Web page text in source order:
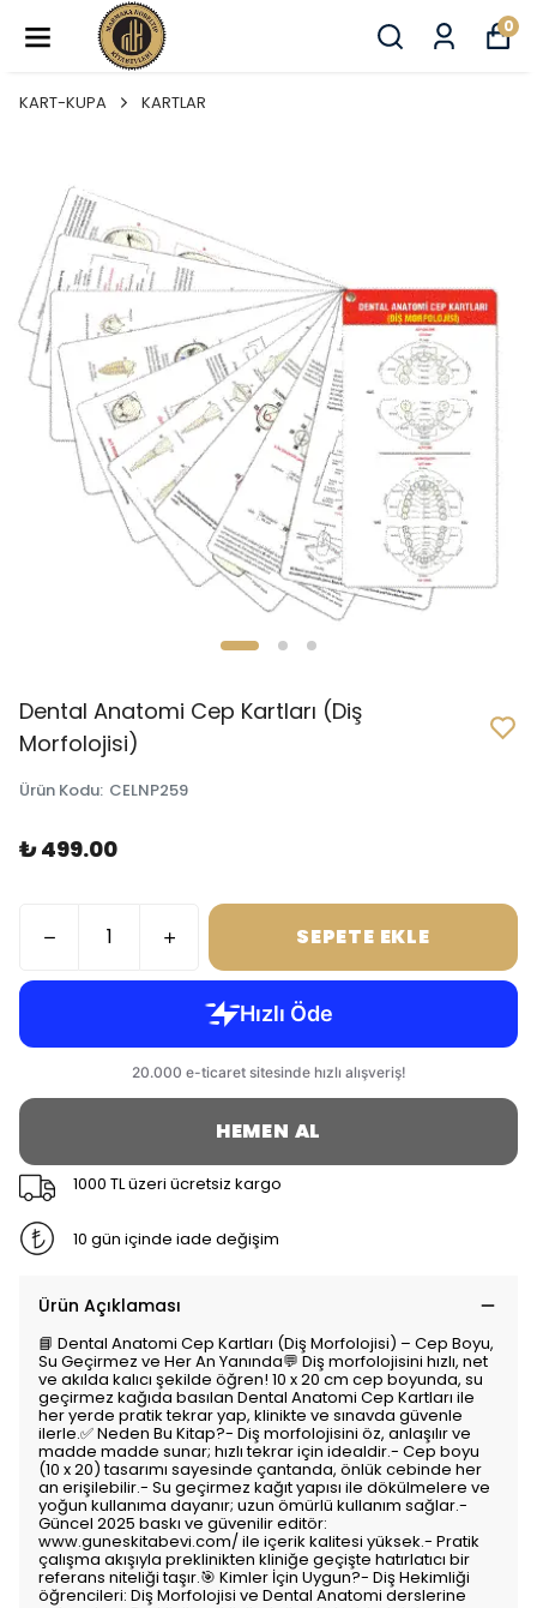
0
KART-KUPA KARTLAR
Dental Anatomi Cep Kartları (Diş
Morfolojisi)
Ürün Kodu: CELNP259
₺ 499.00
SEPETE EKLE
HEMEN AL
1000 TL üzeri ücretsiz kargo
10 gün içinde iade değişim
Ürün Açıklaması
📘 Dental Anatomi Cep Kartları (Diş Morfolojisi) – Cep Boyu,
Su Geçirmez ve Her An Yanında💬 Diş morfolojisini hızlı, net
ve akılda kalıcı şekilde öğren! 10 x 20 cm cep boyunda, su
geçirmez kağıda basılan Dental Anatomi Cep Kartları ile
her yerde pratik tekrar yap, klinikte ve sınavda güvenle
ilerle.✅ Neden Bu Kitap?- Diş morfolojisini öz, anlaşılır ve
madde madde sunar; hızlı tekrar için idealdir.- Cep boyu
(10 x 20) tasarımı sayesinde çantanda, önlük cebinde her
an erişilebilir.- Su geçirmez kağıt yapısı ile dökülmelere ve
yoğun kullanıma dayanır; uzun ömürlü kullanım sağlar.-
Güncel 2025 baskı ve güvenilir editör:
www.guneskitabevi.com/ ile içerik kalitesi yüksek.- Pratik
çalışma akışıyla preklinikten kliniğe geçişte hatırlatıcı bir
referans niteliği taşır.🎯 Kimler İçin Uygun?- Diş Hekimliği
öğrencileri: Diş Morfolojisi ve Dental Anatomi derslerine